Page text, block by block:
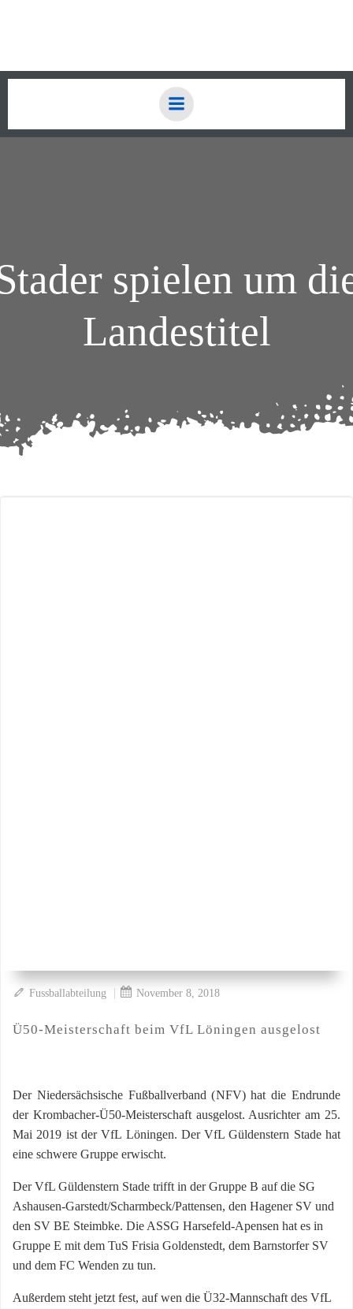
spielen um
Landestitel
Fussballabteilung | November 8, 2018
Ü50-Meisterschaft beim VfL Löningen ausgelost
Der Niedersächsische Fußballverband (NFV) hat die Endrunde
der Krombacher-Ü50-Meisterschaft ausgelost. Ausrichter am 25.
Mai 2019 ist der VfL Löningen. Der VfL Güldenstern Stade hat
eine schwere Gruppe erwischt.
Der VfL Güldenstern Stade trifft in der Gruppe B auf die SG
Ashausen-Garstedt/Scharmbeck/Pattensen, den Hagener SV und
den SV BE Steimbke. Die ASSG Harsefeld-Apensen hat es in
Gruppe E mit dem TuS Frisia Goldenstedt, dem Barnstorfer SV
und dem FC Wenden zu tun.
Außerdem steht jetzt fest, auf wen die Ü32-Mannschaft des VfL